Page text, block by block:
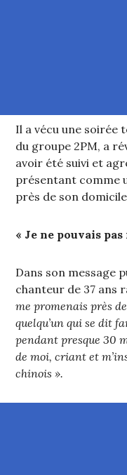
Il a vécu une soirée
du groupe 2PM, a
avoir été suivi et
présentant comme
près de son
« Je ne pouvais
Dans son message
chanteur de 37 ans
me promenais près
quelqu’un qui se dit
pendant presque 30
de moi, criant et
chinois ».